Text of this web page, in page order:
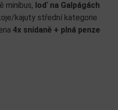
minibus, loď na Galpágách
kajuty střední kategorie
4x snídaně + plná penze